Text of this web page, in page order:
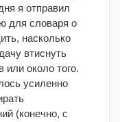
я отправил
для словаря о
насколько
втиснуть
или около того.
усиленно
(конечно, с